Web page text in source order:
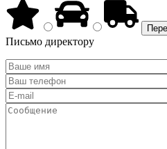
Письмо директору